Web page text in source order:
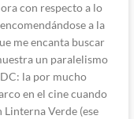
con respecto a lo
a la
me encanta buscar
un paralelismo
la por mucho
en el cine cuando
Linterna Verde (ese